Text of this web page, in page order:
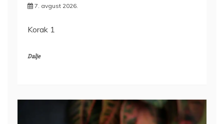
7. avgust 2026.
Korak 1
Dalje